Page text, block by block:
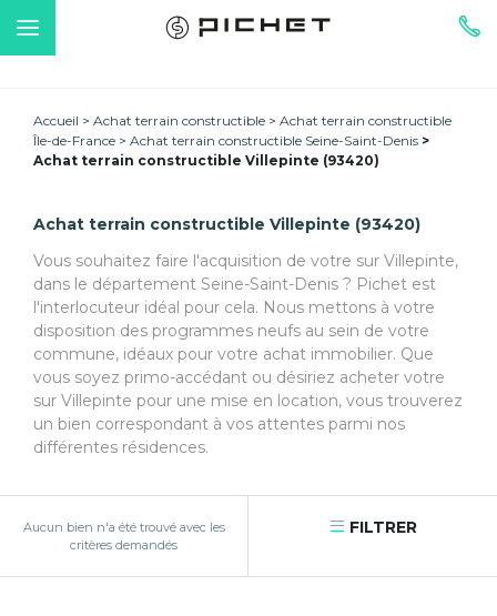
Accueil Achat terrain constructible
Achat terrain constructible
Île-de-France
Achat terrain constructible Seine-Saint-Denis
Achat terrain constructible Villepinte (93420)
Achat terrain constructible Villepinte (93420)
Vous souhaitez faire l'acquisition de votre sur Villepinte,
dans le département Seine-Saint-Denis ? Pichet est
l'interlocuteur idéal pour cela. Nous mettons à votre
disposition des programmes neufs au sein de votre
commune, idéaux pour votre achat immobilier. Que
vous soyez primo-accédant ou désiriez acheter votre
sur Villepinte pour une mise en location, vous trouverez
un bien correspondant à vos attentes parmi nos
différentes résidences.
Aucun bien n'a été trouvé avec les
critères demandés
FILTRER